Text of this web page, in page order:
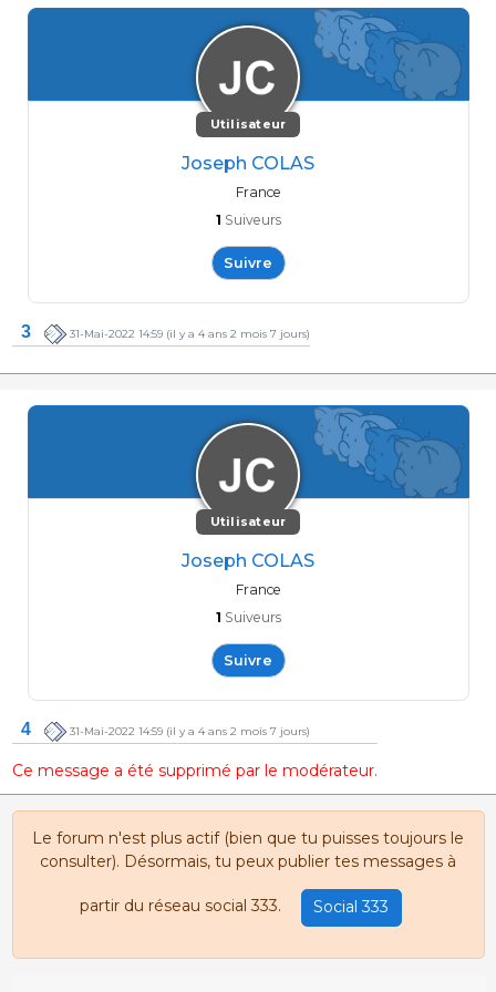
Utilisateur
Joseph COLAS
France
1 Suiveurs
Suivre
3 31-Mai-2022 14:59(il y a 4 ans 2 mois 7 jours)
Utilisateur
Joseph COLAS
France
1 Suiveurs
Suivre
4 31-Mai-2022 14:59(il y a 4 ans 2 mois 7 jours)
Ce message a été supprimé par le modérateur.
Le forum n'est plus actif (bien que tu puisses toujours le
consulter). Désormais, tu peux publier tes messages à
partir du réseau social 333. Social 333